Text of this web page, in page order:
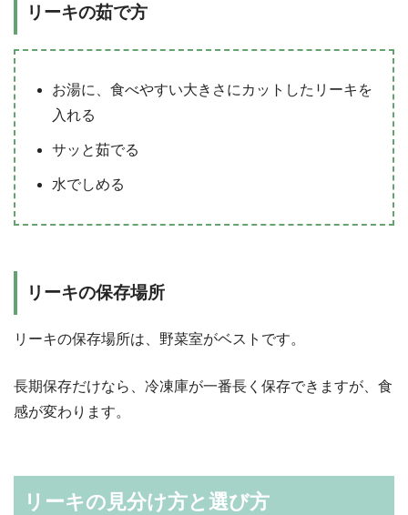
リーキの茹で方
お湯に、食べやすい大きさにカットしたリーキを
入れる
サッと茹でる
水でしめる
リーキの保存場所
リーキの保存場所は、野菜室がベストです。
長期保存だけなら、冷凍庫が一番長く保存できますが、食
感が変わります。
リーキの見分け方と選び方